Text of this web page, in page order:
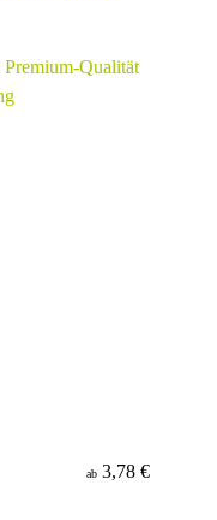
ab 3,78 €